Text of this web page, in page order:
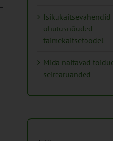
Isikukaitsevahendid
ohutusnõuded
taimekaitsetöödel
Mida näitavad
seirearuanded